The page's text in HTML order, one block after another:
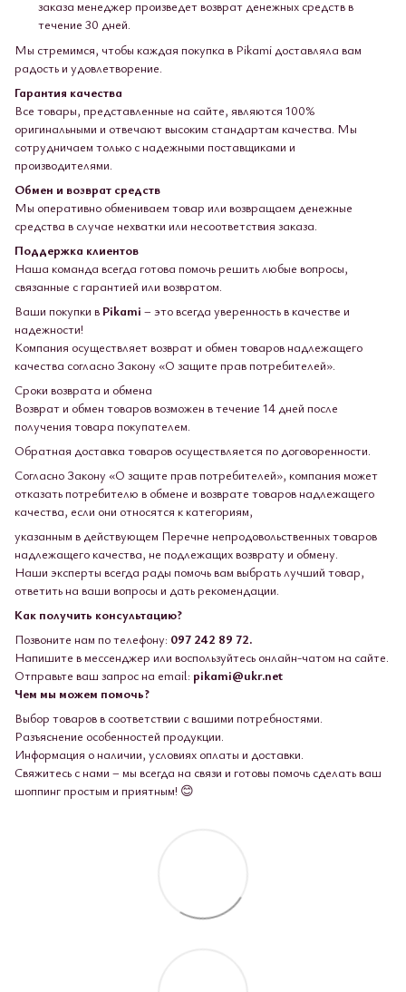
заказа менеджер произведет возврат денежных средств в
течение 30 дней.
Мы стремимся, чтобы каждая покупка в Pikami доставляла вам
радость и удовлетворение.
Гарантия качества
Все товары, представленные на сайте, являются 100%
оригинальными и отвечают высоким стандартам качества. Мы
сотрудничаем только с надежными поставщиками и
производителями.
Обмен и возврат средств
Мы оперативно обмениваем товар или возвращаем денежные
средства в случае нехватки или несоответствия заказа.
Поддержка клиентов
Наша команда всегда готова помочь решить любые вопросы,
связанные с гарантией или возвратом.
Ваши покупки в Pikami – это всегда уверенность в качестве и
надежности!
Компания осуществляет возврат и обмен товаров надлежащего
качества согласно Закону «О защите прав потребителей».
Сроки возврата и обмена
Возврат и обмен товаров возможен в течение 14 дней после
получения товара покупателем.
Обратная доставка товаров осуществляется по договоренности.
Согласно Закону «О защите прав потребителей», компания может
отказать потребителю в обмене и возврате товаров надлежащего
качества, если они относятся к категориям,
указанным в действующем Перечне непродовольственных товаров
надлежащего качества, не подлежащих возврату и обмену.
Наши эксперты всегда рады помочь вам выбрать лучший товар,
ответить на ваши вопросы и дать рекомендации.
Как получить консультацию?
Позвоните нам по телефону: 097 242 89 72.
Напишите в мессенджер или воспользуйтесь онлайн-чатом на сайте.
Отправьте ваш запрос на email: pikami@ukr.net
Чем мы можем помочь?
Выбор товаров в соответствии с вашими потребностями.
Разъяснение особенностей продукции.
Информация о наличии, условиях оплаты и доставки.
Свяжитесь с нами – мы всегда на связи и готовы помочь сделать ваш
шоппинг простым и приятным! 😊